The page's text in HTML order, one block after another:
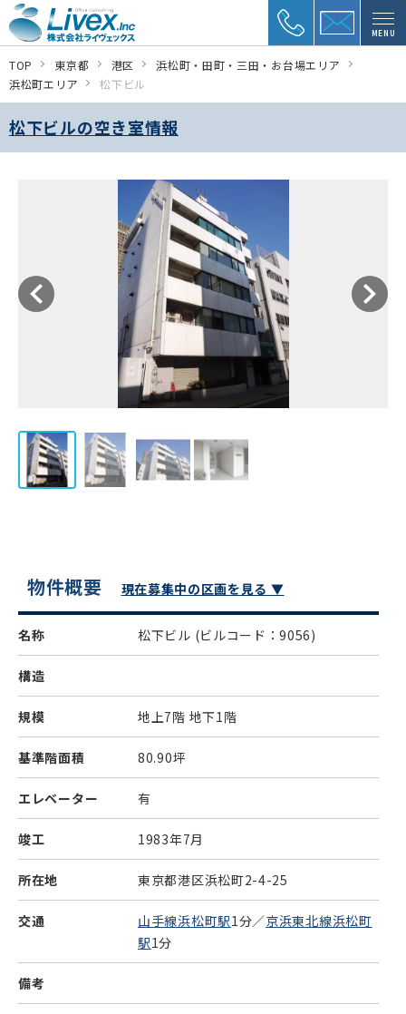
MENU
TOP 東京都 港区
浜松町・田町・三田・お台場エリア
浜松町エリア
松下ビル
松下ビルの空き室情報
物件概要 現在募集中の区画を見る ▼
名称 松下ビル (ビルコード：9056)
構造
規模 地上7階 地下1階
基準階面積 80.90坪
エレベーター 有
竣工 1983年7月
所在地 東京都港区浜松町2-4-25
交通 山手線浜松町駅1分／京浜東北線浜松町
駅1分
備考